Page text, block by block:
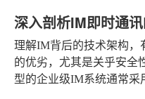
深入剖析IM即时通
理解IM背后的技术架构
的优劣，尤其是关乎安全
型的企业级IM系统通常采